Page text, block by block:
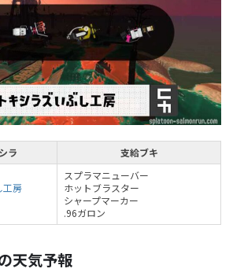
ラ 支給ブキ
工房
スプラマニューバー
ホットブラスター
シャープマーカー
.96ガロン
天気予報